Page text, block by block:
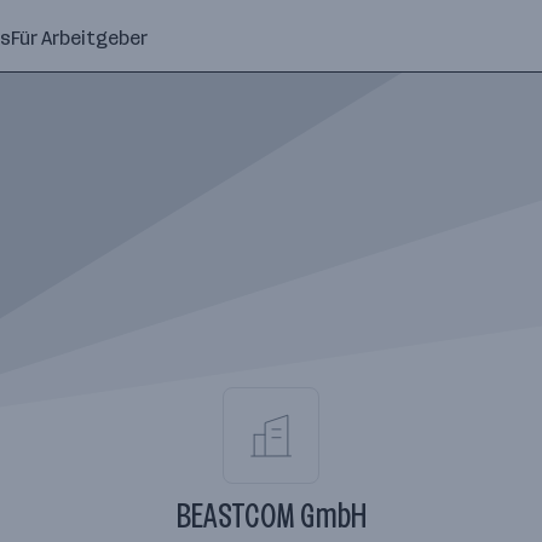
Für Arbeitgeber
BEASTCOM GmbH